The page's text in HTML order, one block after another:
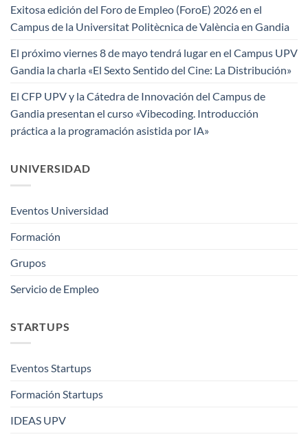
Exitosa edición del Foro de Empleo (ForoE) 2026 en el
Campus de la Universitat Politècnica de València en Gandia
El próximo viernes 8 de mayo tendrá lugar en el Campus UPV
Gandia la charla «El Sexto Sentido del Cine: La Distribución»
El CFP UPV y la Cátedra de Innovación del Campus de
Gandia presentan el curso «Vibecoding. Introducción
práctica a la programación asistida por IA»
UNIVERSIDAD
Eventos Universidad
Formación
Grupos
Servicio de Empleo
STARTUPS
Eventos Startups
Formación Startups
IDEAS UPV